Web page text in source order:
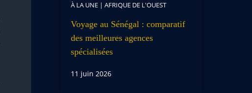
À LA UNE| AFRIQUE DE L'OUEST
Voyage au Sénégal : comparatif
des meilleures agences
spécialisées
11 juin 2026